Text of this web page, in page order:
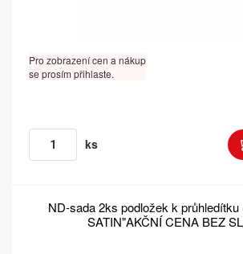
Pro zobrazení cen a nákup
se prosím přihlaste.
ks
ND-sada 2ks podložek k
SATIN"AKČNÍ CENA BEZ